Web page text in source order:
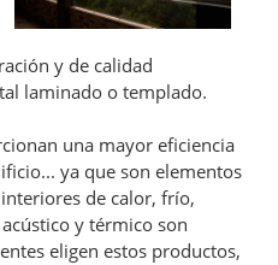
y de calidad
laminado o templado.
una mayor eficiencia
ya que son elementos
de calor, frío,
y térmico son
eligen estos productos,